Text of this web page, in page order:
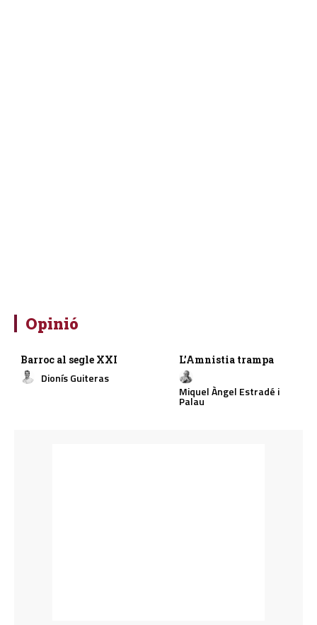
Opinió
Barroc al segle XXI
Dionís Guiteras
L’Amnistia trampa
Miquel Àngel Estradé i
Palau